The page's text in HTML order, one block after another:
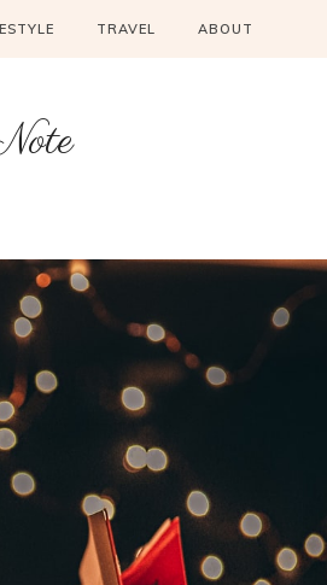
TRAVEL ABOUT